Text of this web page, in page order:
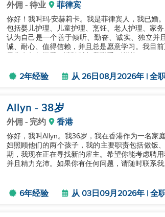
外佣 - 待业 菲律宾
你好！我叫玛·安赫莉卡。我是菲律宾人，我已婚
包括婴儿护理、儿童护理、烹饪、老人护理、家
认为自己是一个善于倾听、勤奋、诚实、独立并
诚、耐心、值得信赖，并且总是愿意学习。我目
2年经验 从 26日08月2026年 | 全
Allyn - 38岁
外佣 - 完约 香港
你好，我叫Allyn。我36岁，我在香港作为一名家
妇照顾他们的两个孩子，我的主要职责包括做饭
期，我现在正在寻找新的雇主。希望你能考虑聘
并且精力充沛。如果你有任何问题，请随时联系我
6年经验 从 03日09月2026年 | 全